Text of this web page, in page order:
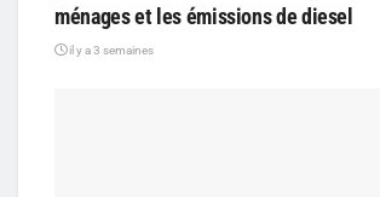
ménages et les émissions de diesel
il y a 3 semaines